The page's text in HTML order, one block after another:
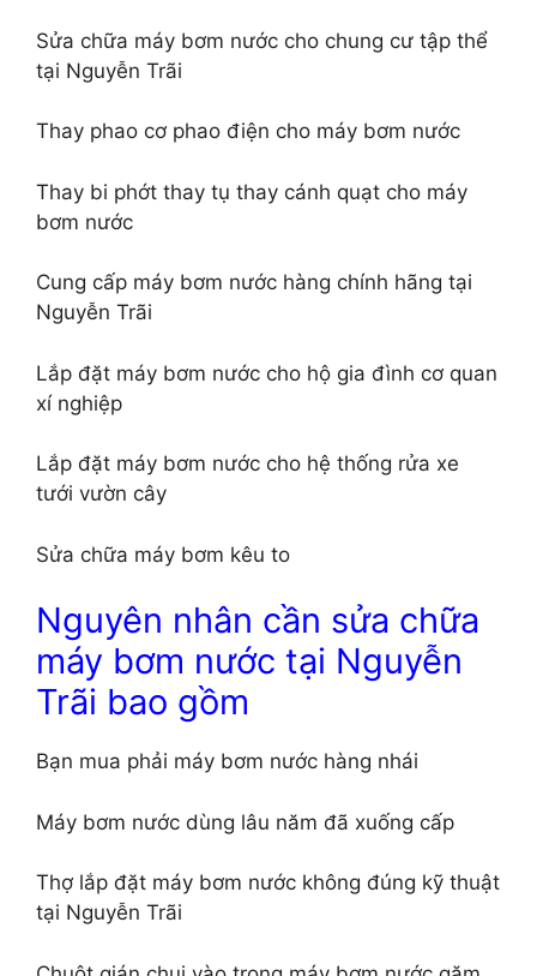
Sửa chữa máy bơm nước cho chung cư tập thể
tại Nguyễn Trãi
Thay phao cơ phao điện cho máy bơm nước
Thay bi phớt thay tụ thay cánh quạt cho máy
bơm nước
Cung cấp máy bơm nước hàng chính hãng tại
Nguyễn Trãi
Lắp đặt máy bơm nước cho hộ gia đình cơ quan
xí nghiệp
Lắp đặt máy bơm nước cho hệ thống rửa xe
tưới vườn cây
Sửa chữa máy bơm kêu to
Nguyên nhân cần sửa chữa
máy bơm nước tại Nguyễn
Trãi bao gồm
Bạn mua phải máy bơm nước hàng nhái
Máy bơm nước dùng lâu năm đã xuống cấp
Thợ lắp đặt máy bơm nước không đúng kỹ thuật
tại Nguyễn Trãi